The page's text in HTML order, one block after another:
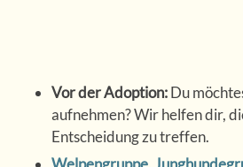
Vor der Adoption:Du
aufnehmen? Wir helfen dir,
Entscheidung zu treffen.